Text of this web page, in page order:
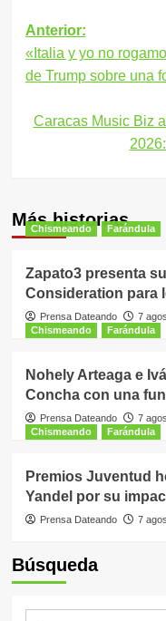
Navegación
de
entradas
Anterior:
«Italia y yo no
de Trump sobre una
Caracas Music Biz
Más historias
Chismeando Farándula
Zapato3 presenta
Consideration para
Prensa Dateando
7
Chismeando
Farándula
Nohely Arteaga e
Concha con una
Prensa Dateando
7
Chismeando
Farándula
Premios Juventud
Yandel por su
Prensa Dateando 7
Búsqueda